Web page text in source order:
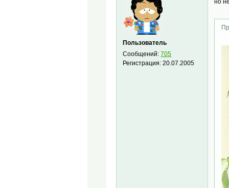
Пользователь
Сообщений:705
Регистрация:20.07.2005
но